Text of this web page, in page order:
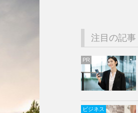
注目の記事
PR
ビジネス